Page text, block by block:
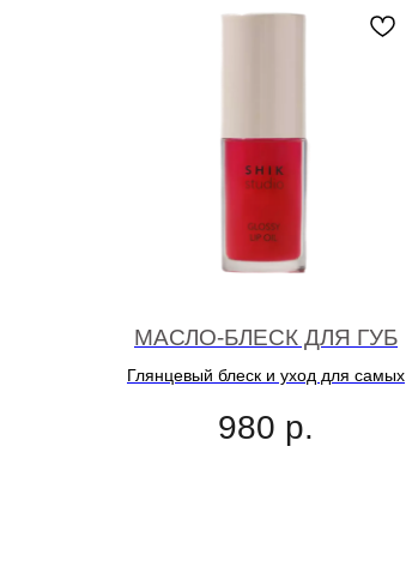
МАСЛО-БЛЕСК ДЛЯ ГУБ
Глянцевый блеск и уход для самых
980 р.